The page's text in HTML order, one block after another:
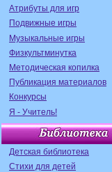
Атрибуты для игр
Подвижные игры
Музыкальные игры
Физкультминутка
Методическая копилка
Публикация материалов
Конкурсы
Я - Учитель!
Детская библиотека
Стихи для детей